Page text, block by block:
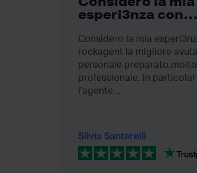
esperi3nza con…
Considero la mia
rockagent la migliore
personale preparato,molto
professionale. in
l'agente...
Silvia Santarelli